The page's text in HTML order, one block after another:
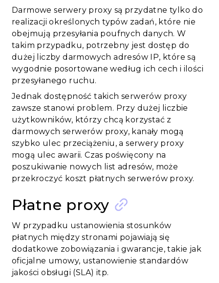
Darmowe serwery proxy są przydatne tylko do
realizacji określonych typów zadań, które nie
obejmują przesyłania poufnych danych. W
takim przypadku, potrzebny jest dostęp do
dużej liczby darmowych adresów IP, które są
wygodnie posortowane według ich cech i ilości
przesyłanego ruchu.
Jednak dostępność takich serwerów proxy
zawsze stanowi problem. Przy dużej liczbie
użytkowników, którzy chcą korzystać z
darmowych serwerów proxy, kanały mogą
szybko ulec przeciążeniu, a serwery proxy
mogą ulec awarii. Czas poświęcony na
poszukiwanie nowych list adresów, może
przekroczyć koszt płatnych serwerów proxy.
Płatne proxy
W przypadku ustanowienia stosunków
płatnych między stronami pojawiają się
dodatkowe zobowiązania i gwarancje, takie jak
oficjalne umowy, ustanowienie standardów
jakości obsługi (SLA) itp.